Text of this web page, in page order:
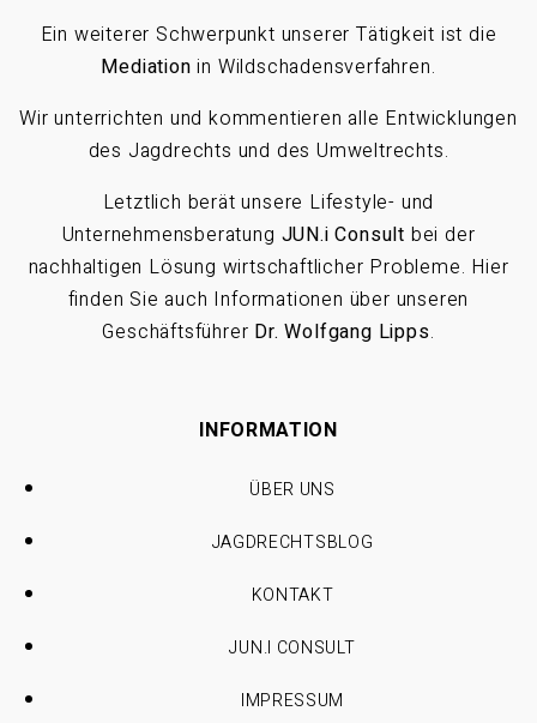
Ein weiterer Schwerpunkt unserer Tätigkeit ist die
Mediation in Wildschadensverfahren.
Wir unterrichten und kommentieren alle Entwicklungen
des Jagdrechts und des Umweltrechts.
Letztlich berät unsere Lifestyle- und
Unternehmensberatung JUN.i Consult bei der
nachhaltigen Lösung wirtschaftlicher Probleme. Hier
finden Sie auch Informationen über unseren
Geschäftsführer Dr. Wolfgang Lipps.
INFORMATION
ÜBER UNS
JAGDRECHTSBLOG
KONTAKT
JUN.I CONSULT
IMPRESSUM